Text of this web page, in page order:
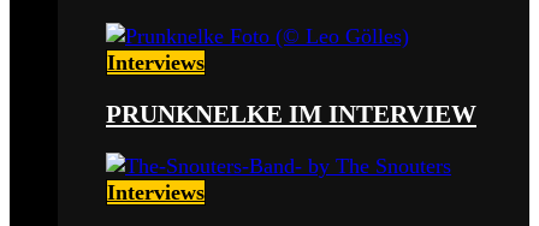
Interviews
PRUNKNELKE IM INTERVIEW
Interviews